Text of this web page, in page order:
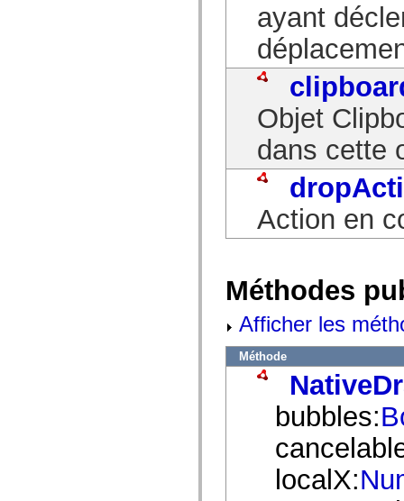
ayant
Objet
dans cette
Action en
Méthodes
Afficher les
Méthode
bubbles:
localX: